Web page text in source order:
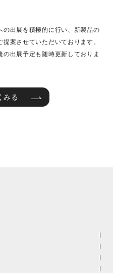
の出展を積極的に行い、新製品の
案させていただいております。
出展予定も随時更新しておりま
みる